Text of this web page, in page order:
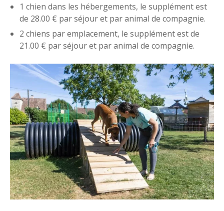
1 chien dans les hébergements, le supplément est
de 28.00 € par séjour et par animal de compagnie.
2 chiens par emplacement, le supplément est de
21.00 € par séjour et par animal de compagnie.